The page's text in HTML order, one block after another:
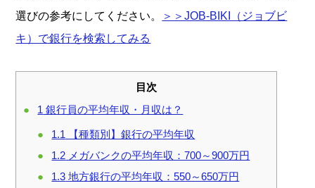
選びの参考にしてください。
＞＞JOB-BIKI（ジョブビ
キ）で銀行を検索してみる
目次
1 銀行員の平均年収・月収は？
1.1 【種類別】銀行の平均年収
1.2 メガバンクの平均年収：700～900万円
1.3 地方銀行の平均年収：550～650万円